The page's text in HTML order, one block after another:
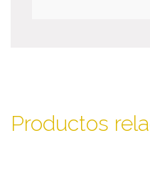
Productos